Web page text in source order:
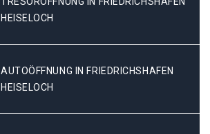
HEISELOCH
AUTOÖFFNUNG IN FRIEDRICHSHAFEN
HEISELOCH